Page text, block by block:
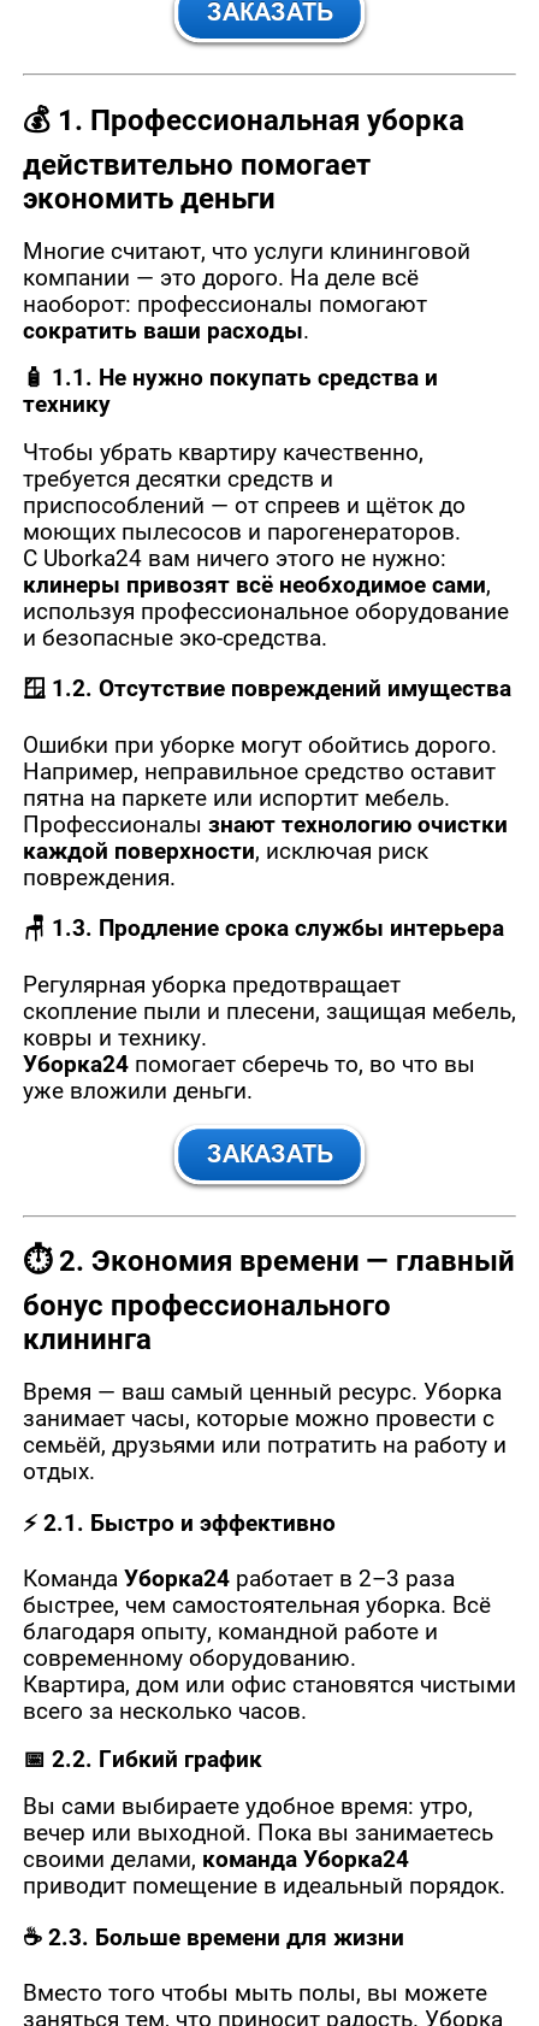
💰 1. Профессиональная уборка
действительно помогает
экономить деньги
Многие считают, что услуги клининговой
компании — это дорого. На деле всё
наоборот: профессионалы помогают
сократить ваши расходы.
🧴 1.1. Не нужно покупать средства и
технику
Чтобы убрать квартиру качественно,
требуется десятки средств и
приспособлений — от спреев и щёток до
моющих пылесосов и парогенераторов.
С Uborka24 вам ничего этого не нужно:
клинеры привозят всё необходимое сами,
используя профессиональное оборудование
и безопасные эко-средства.
🪟 1.2. Отсутствие повреждений имущества
Ошибки при уборке могут обойтись дорого.
Например, неправильное средство оставит
пятна на паркете или испортит мебель.
Профессионалы знают технологию очистки
каждой поверхности, исключая риск
повреждения.
🪑 1.3. Продление срока службы интерьера
Регулярная уборка предотвращает
скопление пыли и плесени, защищая мебель,
ковры и технику.
Уборка24помогает сберечь то, во что вы
уже вложили деньги.
⏱️ 2. Экономия времени — главный
бонус профессионального
клининга
Время — ваш самый ценный ресурс. Уборка
занимает часы, которые можно провести с
семьёй, друзьями или потратить на работу и
отдых.
⚡ 2.1. Быстро и эффективно
Команда Уборка24работает в 2–3 раза
быстрее, чем самостоятельная уборка. Всё
благодаря опыту, командной работе и
современному оборудованию.
Квартира, дом или офис становятся чистыми
всего за несколько часов.
📅 2.2. Гибкий график
Вы сами выбираете удобное время: утро,
вечер или выходной. Пока вы занимаетесь
своими делами, команда Уборка24
приводит помещение в идеальный порядок.
☕ 2.3. Больше времени для жизни
Вместо того чтобы мыть полы, вы можете
заняться тем, что приносит радость. Уборка